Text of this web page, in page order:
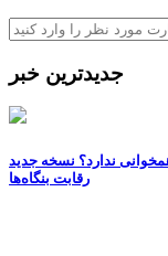
جدیدترین خبر
ندارد؟ نسخه جدید
رقابت‌ بنگاه‌ها